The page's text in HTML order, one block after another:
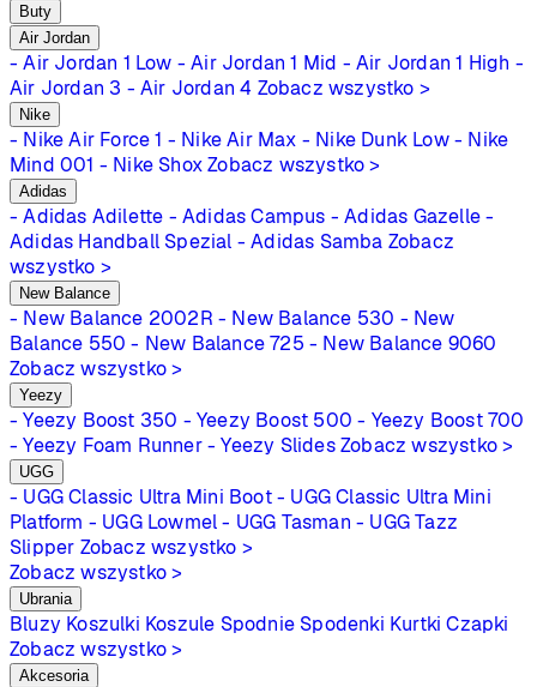
Buty
Air Jordan
- Air Jordan 1 Low - Air Jordan 1 Mid - Air Jordan 1 High -
Air Jordan 3 - Air Jordan 4 Zobacz wszystko >
Nike
- Nike Air Force 1 - Nike Air Max - Nike Dunk Low - Nike
Mind 001 - Nike Shox Zobacz wszystko >
Adidas
- Adidas Adilette - Adidas Campus - Adidas Gazelle -
Adidas Handball Spezial - Adidas Samba Zobacz
wszystko >
New Balance
- New Balance 2002R - New Balance 530 - New
Balance 550 - New Balance 725 - New Balance 9060
Zobacz wszystko >
Yeezy
- Yeezy Boost 350 - Yeezy Boost 500 - Yeezy Boost 700
- Yeezy Foam Runner - Yeezy Slides Zobacz wszystko >
UGG
- UGG Classic Ultra Mini Boot - UGG Classic Ultra Mini
Platform - UGG Lowmel - UGG Tasman - UGG Tazz
Slipper Zobacz wszystko >
Zobacz wszystko >
Ubrania
Bluzy Koszulki Koszule Spodnie Spodenki Kurtki Czapki
Zobacz wszystko >
Akcesoria